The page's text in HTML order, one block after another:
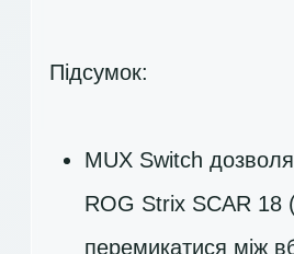
Підсумок:
MUX Switch
ROG Strix SCAR 18
перемикатися між